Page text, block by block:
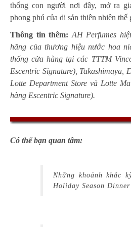
thống con người nơi đây, mở ra
phong phú của di sản thiên nhiên thế
Thông tin thêm: AH Perfumes
hãng của thương hiệu nước hoa
thống cửa hàng tại các TTTM
Escentric Signature), Takashimaya,
Lotte Department Store và Lotte
hàng Escentric Signature).
Có thể bạn quan tâm:
Những khoảnh khắc
Holiday Season